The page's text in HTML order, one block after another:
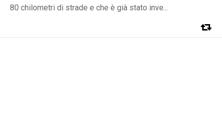
80 chilometri di strade e che è già stato inve...